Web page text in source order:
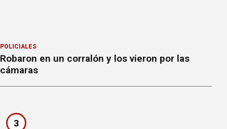
POLICIALES
Robaron en un corralón y los vieron por las
cámaras
3